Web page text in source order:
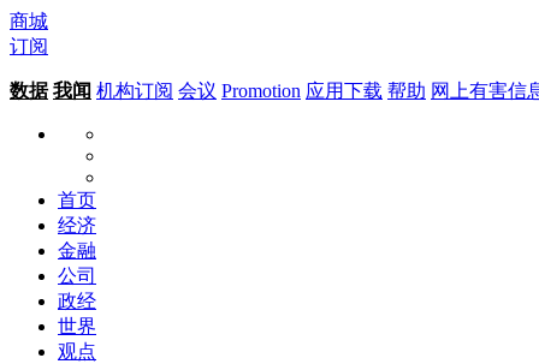
商城
订阅
数据 我闻 机构订阅 会议 Promotion 应用下载 帮助 网上有害信
首页
经济
金融
公司
政经
世界
观点